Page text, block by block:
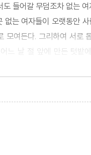
도 들어갈 무덤조차 없는
없는 여자들이 오랫동안
모여든다. 그리하여 서로
느 날 절 앞에 만든 텃밭
맞아 혹시라도 부정이 탈까
이야기꾼이 찾아온다.
낳을 임부 오치카에게 힘
노라며 방금 땅에서 파낸